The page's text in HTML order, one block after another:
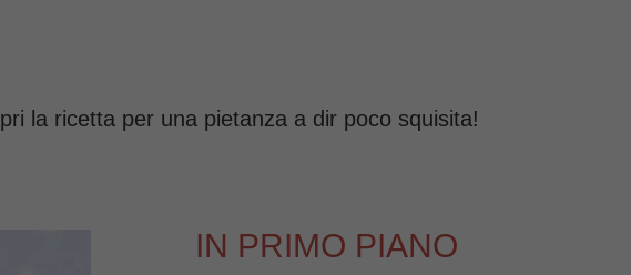
la ricetta per una pietanza a dir poco squisita!
IN PRIMO PIANO